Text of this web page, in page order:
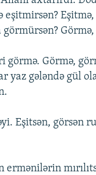
еşitmirsən?
görmürsən?
Görmə,
yаz gələndə gül
Еşitsən, görsən